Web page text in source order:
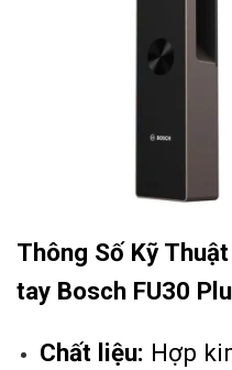
Thông Số Kỹ
tay Bosch FU30
Chất liệu: Hợp